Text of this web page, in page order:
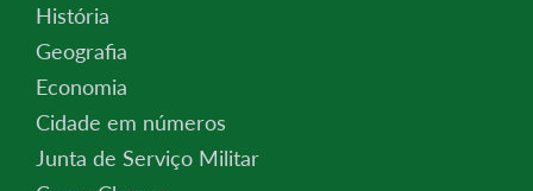
História
Geografia
Economia
Cidade em números
Junta de Serviço Militar